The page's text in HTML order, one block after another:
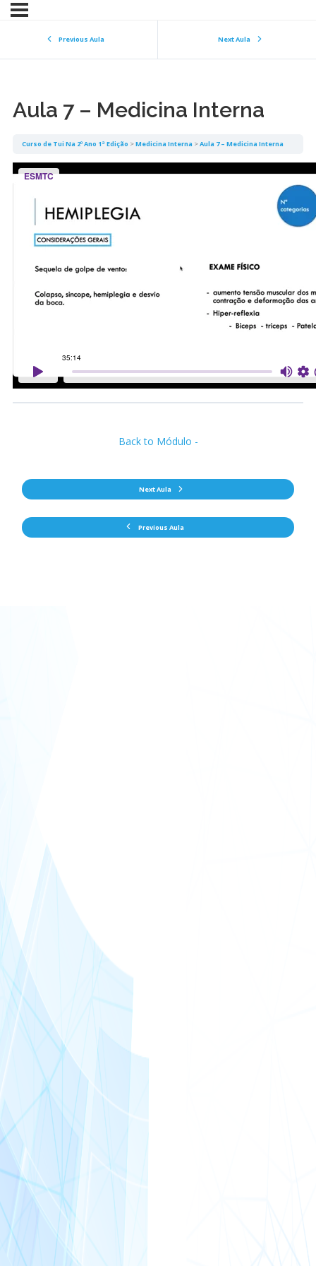
Previous Aula Next Aula
Aula 7 – Medicina Interna
Curso de Tui Na 2º Ano 1ª Edição Medicina Interna Aula 7 – Medicina Interna
Previous Aula
Back to Módulo -
Next Aula